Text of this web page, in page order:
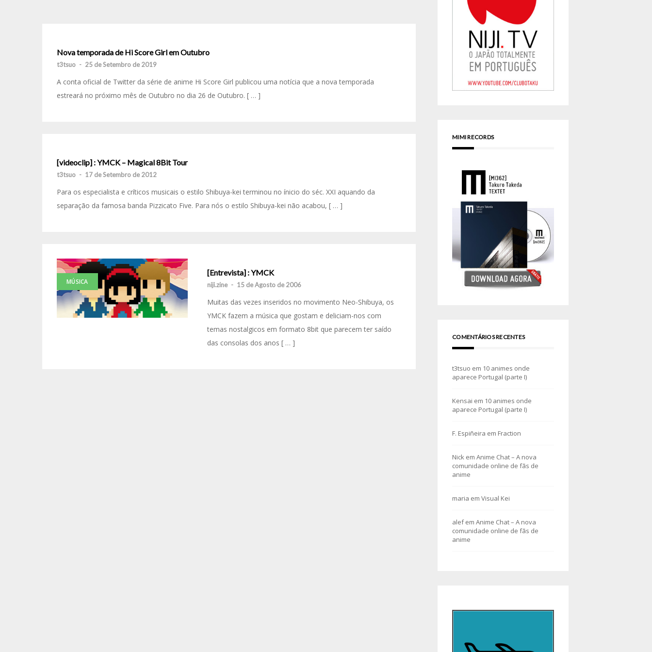
Nova temporada de Hi Score Girl em Outubro
t3tsuo - 25 de Setembro de 2019
A conta oficial de Twitter da série de anime Hi Score Girl publicou uma notícia que a nova temporada
estreará no próximo mês de Outubro no dia 26 de Outubro. [ … ]
[videoclip] : YMCK – Magical 8Bit Tour
t3tsuo - 17 de Setembro de 2012
Para os especialista e críticos musicais o estilo Shibuya-kei terminou no ínicio do séc. XXI aquando da
separação da famosa banda Pizzicato Five. Para nós o estilo Shibuya-kei não acabou, [ … ]
MÚSICA
[Entrevista] : YMCK
niji.zine - 15 de Agosto de 2006
Muitas das vezes inseridos no movimento Neo-Shibuya, os
YMCK fazem a música que gostam e deliciam-nos com
temas nostalgicos em formato 8bit que parecem ter saído
das consolas dos anos [ … ]
MIMI RECORDS
COMENTÁRIOS RECENTES
t3tsuo em 10 animes onde
aparece Portugal (parte I)
Kensai em 10 animes onde
aparece Portugal (parte I)
F. Espiñeira em Fraction
Nick em Anime Chat – A nova
comunidade online de fãs de
anime
maria em Visual Kei
alefem Anime Chat – A nova
comunidade online de fãs de
anime